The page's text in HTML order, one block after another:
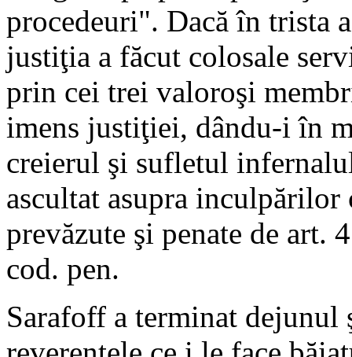
procedeuri". Dacă în trista
justiţia a făcut colosale
prin cei trei valoroşi
imens justiţiei, dându-i în
creierul şi sufletul
ascultat asupra inculpărilor
prevăzute şi penate de art.
cod. pen.
Sarafoff a terminat dejunul